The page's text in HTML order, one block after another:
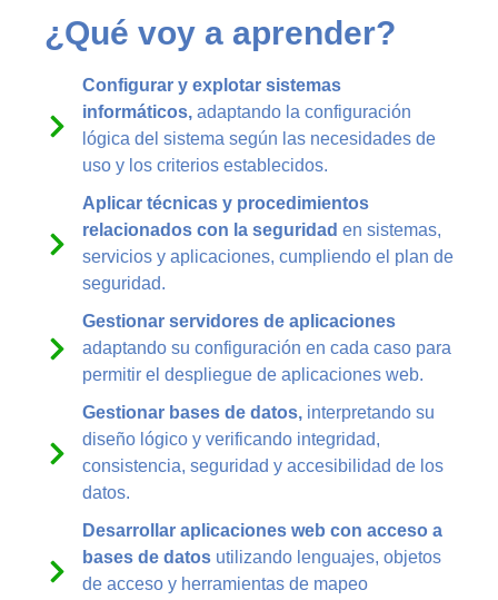
¿Qué voy a aprender?
Configurar y explotar sistemas
informáticos, adaptando la configuración
lógica del sistema según las necesidades de
uso y los criterios establecidos.
Aplicar técnicas y procedimientos
relacionados con la seguridad en sistemas,
servicios y aplicaciones, cumpliendo el plan de
seguridad.
Gestionar servidores de aplicaciones
adaptando su configuración en cada caso para
permitir el despliegue de aplicaciones web.
Gestionar bases de datos, interpretando su
diseño lógico y verificando integridad,
consistencia, seguridad y accesibilidad de los
datos.
Desarrollar aplicaciones web con acceso a
bases de datos utilizando lenguajes, objetos
de acceso y herramientas de mapeo